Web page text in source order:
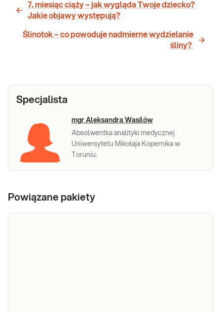
7. miesiąc ciąży – jak wygląda Twoje dziecko?
Jakie objawy występują?
Ślinotok – co powoduje nadmierne wydzielanie
śliny?
Specjalista
mgr Aleksandra Wasilów
Absolwentka analityki medycznej
Uniwersytetu Mikołaja Kopernika w
Toruniu.
Powiązane pakiety